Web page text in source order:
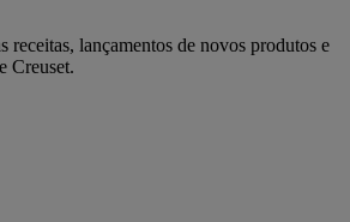
receitas, lançamentos de novos produtos e
Creuset.